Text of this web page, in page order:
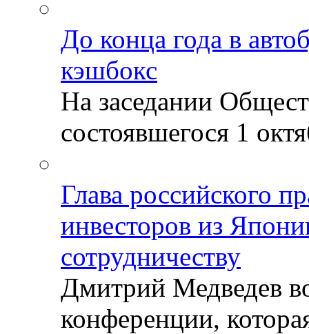
До конца года в
кэшбокс
На заседании
состоявшегося 1
Глава российского
инвесторов из
сотрудничеству
Дмитрий Медведев
конференции,